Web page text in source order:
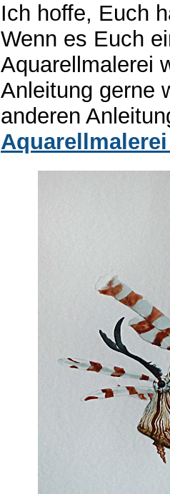
Ich hoffe, Euch
Wenn es Euch
Aquarellmalerei
Anleitung gerne
anderen